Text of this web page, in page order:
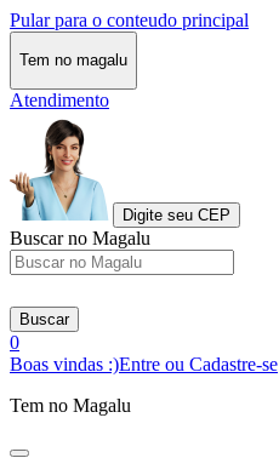
Pular para o conteudo principal
Tem no magalu
Atendimento
Digite seu CEP
Buscar no Magalu
Buscar
0
Boas vindas :)Entre ou Cadastre-se
Tem no Magalu